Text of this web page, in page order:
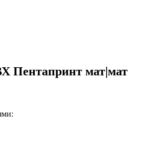
Пентапринт мат|мат